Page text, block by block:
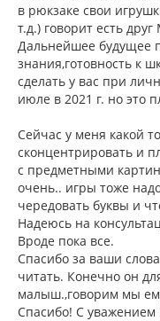
в рюкзаке свои
т.д.) говорит есть
Дальнейшее будущее
знания,готовность к
сделать у вас при
июле в 2021 г. но это
Сейчас у меня какой
сконцентрировать и
с предметными
очень.. игры тоже
чередовать буквы и
Надеюсь на
Вроде пока все.
Спасибо за ваши
читать. Конечно он
малыш.,говорим мы
Спасибо! С уважением